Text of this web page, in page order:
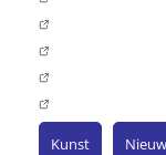
Kunst